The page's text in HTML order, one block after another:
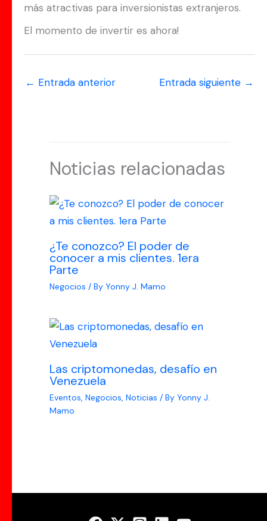
más atractivas para inversionistas extranjeros.
El momento de invertir es ahora!
← Entrada anterior Entrada siguiente →
Noticias relacionadas
¿Te conozco? El poder de
conocer a mis clientes. 1era
Parte
Negocios / By Yonny J. Mamo
Las criptomonedas, desafío en
Venezuela
Eventos, Negocios, Noticias / By Yonny J.
Mamo